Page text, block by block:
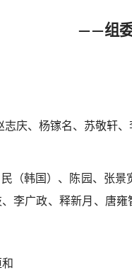
——组
志庆、 杨镓名、 苏敬轩、
（韩国）、陈园、张景
、李广政、释新月、唐